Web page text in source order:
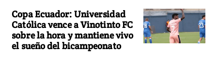
Copa Ecuador: Universidad
Católica vence a Vinotinto FC
sobre la hora y mantiene vivo
el sueño del bicampeonato